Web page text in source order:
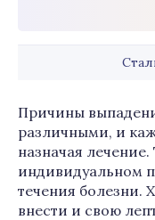
Причины
различными, и
назначая
индивидуальном
течения болезни.
внести и свою